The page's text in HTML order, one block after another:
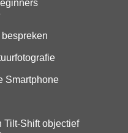
Smartphone
Tilt-Shift objectief